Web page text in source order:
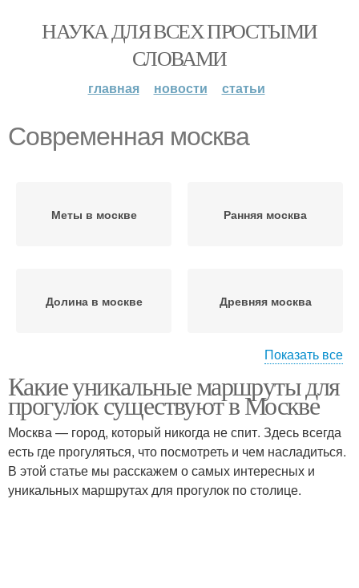
НАУКА ДЛЯ ВСЕХ ПРОСТЫМИ
СЛОВАМИ
главная новости статьи
Современная москва
Меты в москве Ранняя москва
Долина в москве Древняя москва
время
Москва в годы
Показать все
Какие уникальные маршруты для
прогулок существуют в Москве
Москва — город, который никогда не спит. Здесь всегда
есть где прогуляться, что посмотреть и чем насладиться.
В этой статье мы расскажем о самых интересных и
уникальных маршрутах для прогулок по столице.